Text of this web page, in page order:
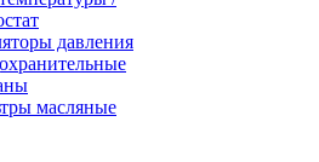
давления
масляные